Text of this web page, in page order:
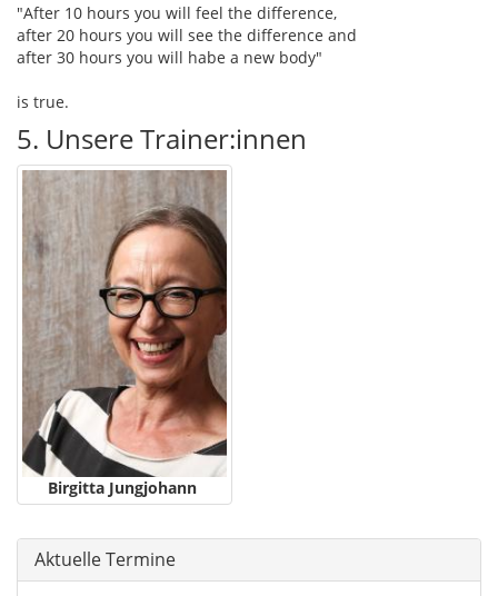
"After 10 hours you will feel the difference,
after 20 hours you will see the difference and
after 30 hours you will habe a new body"
is true.
5. Unsere Trainer:innen
Birgitta Jungjohann
Aktuelle Termine